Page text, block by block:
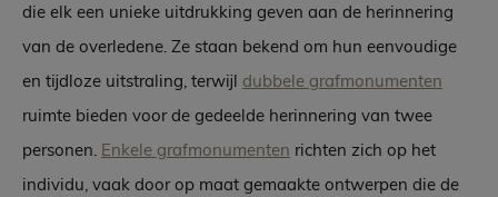
die elk een unieke uitdrukking geven aan de herinnering
van de overledene. Ze staan bekend om hun eenvoudige
en tijdloze uitstraling, terwijl dubbele grafmonumenten
ruimte bieden voor de gedeelde herinnering van twee
personen. Enkele grafmonumenten richten zich op het
individu, vaak door op maat gemaakte ontwerpen die de